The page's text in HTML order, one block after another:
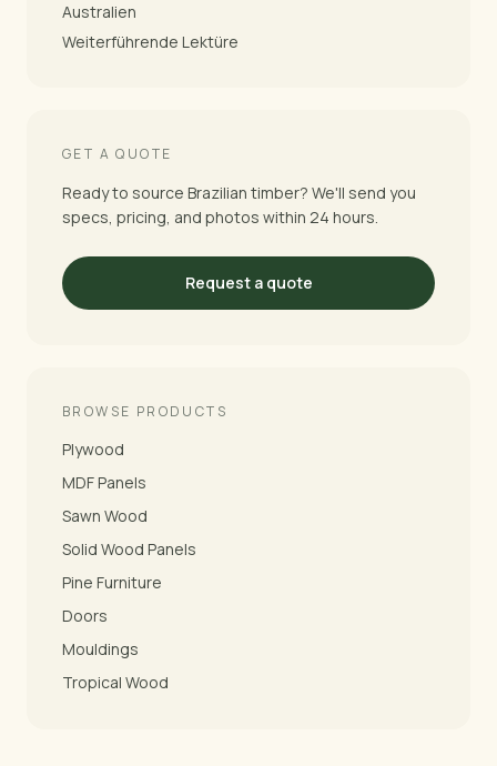
Australien
Weiterführende Lektüre
GET A QUOTE
Ready to source Brazilian timber? We'll send you
specs, pricing, and photos within 24 hours.
Request a quote
BROWSE PRODUCTS
Plywood
MDF Panels
Sawn Wood
Solid Wood Panels
Pine Furniture
Doors
Mouldings
Tropical Wood